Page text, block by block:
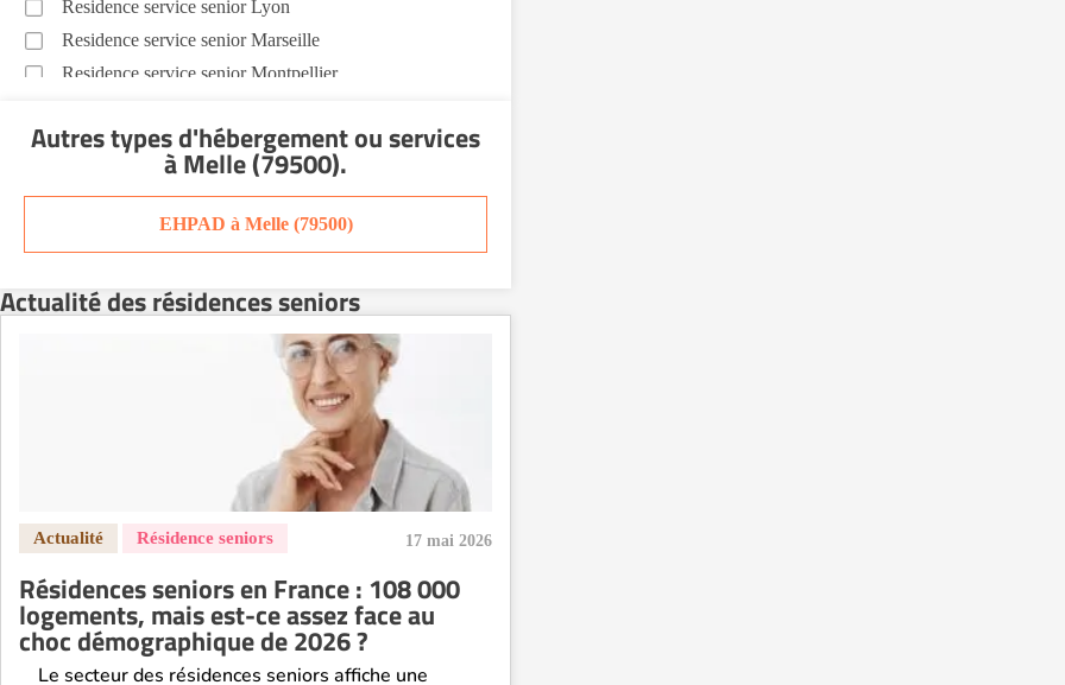
Residence service senior Lyon
Residence service senior Marseille
Residence service senior Montpellier
Residence service senior Nantes
Residence service senior Nîmes
Residence service senior Perpignan
Residence service senior Strasbourg
Residence service senior Toulouse
Autres types d'hébergement ou services
à Melle (79500).
EHPAD à Melle (79500)
Actualité des résidences seniors
17 mai 2026
Résidences seniors en France : 108 000
logements, mais est-ce assez face au
choc démographique de 2026 ?
Le secteur des résidences seniors affiche une